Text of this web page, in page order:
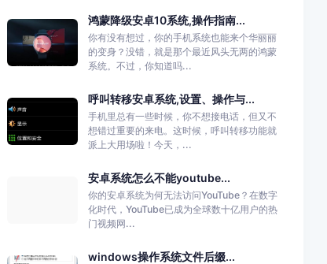
鸿蒙降级安卓10系统,操作指南...
你有没有想过，你的手机系统也能来个华丽丽
的变身？没错，就是那个最近风头无两的鸿蒙
系统。不过，你知道吗...
呼叫转移安卓系统,设置、操作与...
手机里总有一些时候，你不想接电话，但又不
想错过重要的来电。这时候，呼叫转移功能就
派上大用场啦！今天，...
安卓系统怎么不能youtube...
你的安卓系统为何无法访问YouTube？在数字
化时代，YouTube已成为全球数十亿用户的热
门视频网...
windows操作系统文件后缀...